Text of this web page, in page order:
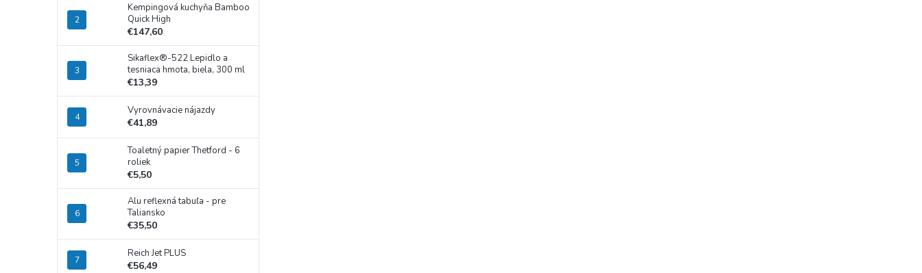
Kempingová kuchyňa Bamboo
Quick High
€147,60
Sikaflex®-522 Lepidlo a
tesniaca hmota, biela, 300 ml
€13,39
Vyrovnávacie nájazdy
€41,89
Toaletný papier Thetford - 6
roliek
€5,50
Alu reflexná tabuľa - pre
Taliansko
€35,50
Reich Jet PLUS
€56,49